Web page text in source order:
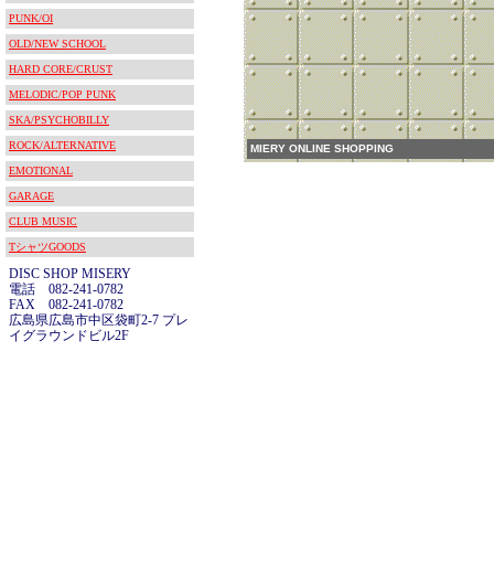
PUNK/OI
OLD/NEW SCHOOL
HARD CORE/CRUST
MELODIC/POP PUNK
SKA/PSYCHOBILLY
ROCK/ALTERNATIVE
EMOTIONAL
GARAGE
CLUB MUSIC
TシャツGOODS
DISC SHOP MISERY
電話 082-241-0782
FAX 082-241-0782
広島県広島市中区袋町2-7 プレ
イグラウンドビル2F
MIERY ONLINE SHOPPING